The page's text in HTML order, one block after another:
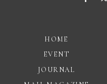
HOME
EVENT
JOURNAL